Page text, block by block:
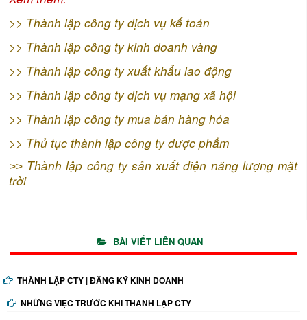
>> Thành lập công ty dịch vụ kế toán
>> Thành lập công ty kinh doanh vàng
>> Thành lập công ty xuất khẩu lao động
>> Thành lập công ty dịch vụ mạng xã hội
>> Thành lập công ty mua bán hàng hóa
>> Thủ tục thành lập công ty dược phẩm
>> Thành lập công ty sản xuất điện năng lượng mặt
trời
BÀI VIẾT LIÊN QUAN
THÀNH LẬP CTY | ĐĂNG KÝ KINH DOANH
NHỮNG VIỆC TRƯỚC KHI THÀNH LẬP CTY